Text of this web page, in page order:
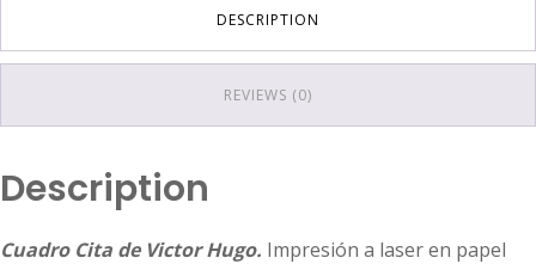
DESCRIPTION
REVIEWS (0)
Description
Cuadro Cita de Victor Hugo. Impresión a laser en papel